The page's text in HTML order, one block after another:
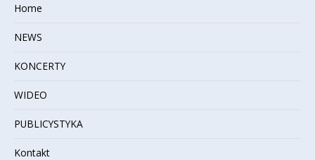
Home
NEWS
KONCERTY
WIDEO
PUBLICYSTYKA
Kontakt